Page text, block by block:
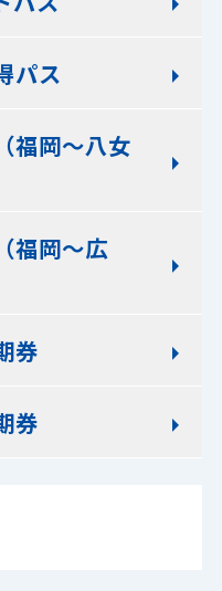
パス
福岡～八女
福岡～広
券
券